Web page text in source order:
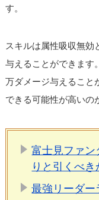
す。
スキルは属性吸収無効
与えることができます
万ダメージ与えること
できる可能性が高いの
富士見ファン
りと引くべき
最強リーダー